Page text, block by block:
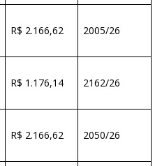
R$ 2.166,62 2005/26
R$ 1.176,14 2162/26
R$ 2.166,62 2050/26